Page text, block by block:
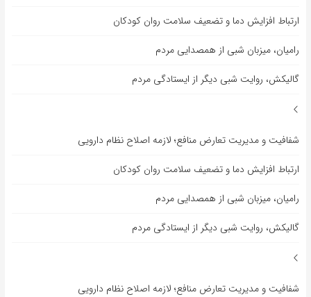
ارتباط افزایش دما و تضعیف سلامت روان کودکان
رامیان، میزبان شبی از همصدایی مردم
گالیکش، روایت شبی دیگر از ایستادگی مردم
شفافیت و مدیریت تعارض منافع؛ لازمه اصلاح نظام دارویی
ارتباط افزایش دما و تضعیف سلامت روان کودکان
رامیان، میزبان شبی از همصدایی مردم
گالیکش، روایت شبی دیگر از ایستادگی مردم
شفافیت و مدیریت تعارض منافع؛ لازمه اصلاح نظام دارویی